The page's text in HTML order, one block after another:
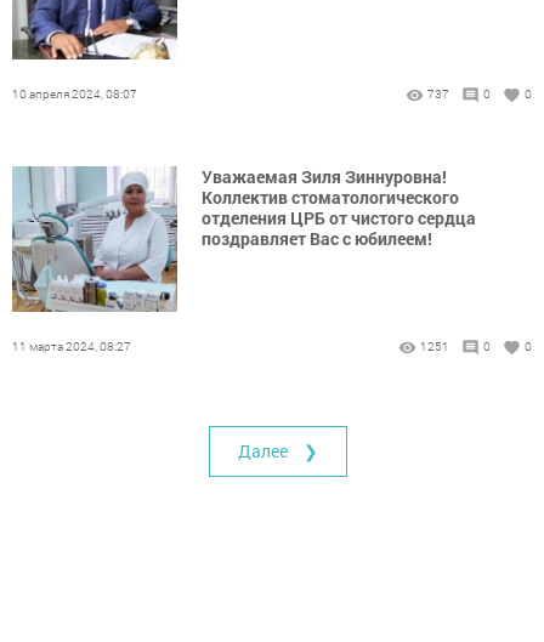
10 апреля 2024, 08:07 737 0 0
Уважаемая Зиля Зиннуровна!
Коллектив стоматологического
отделения ЦРБ от чистого сердца
поздравляет Вас с юбилеем!
11 марта 2024, 08:27 1251 0 0
Далее ❯